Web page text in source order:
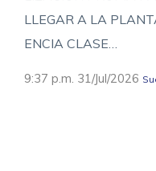
LLEGAR A LA
ENCIA CLASE…
9:37 p.m. 31/Jul/2026